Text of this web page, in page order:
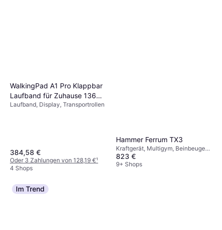
WalkingPad A1 Pro Klappbar
Laufband für Zuhause 136
KG
Laufband, Display, Transportrollen
384,58 €
Oder 3 Zahlungen von 128,19 €¹
4 Shops
Hammer Ferrum TX3
Kraftgerät, Multigym, Beinbeugen,
Bankpresse, Schulterpressen,
Beinpresse
823 €
9+ Shops
Im Trend